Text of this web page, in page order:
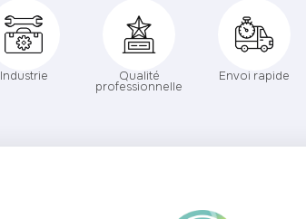
Industrie Qualité
professionnelle
Envoi rapide